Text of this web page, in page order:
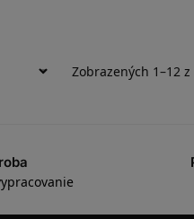
Zobrazených 1–12